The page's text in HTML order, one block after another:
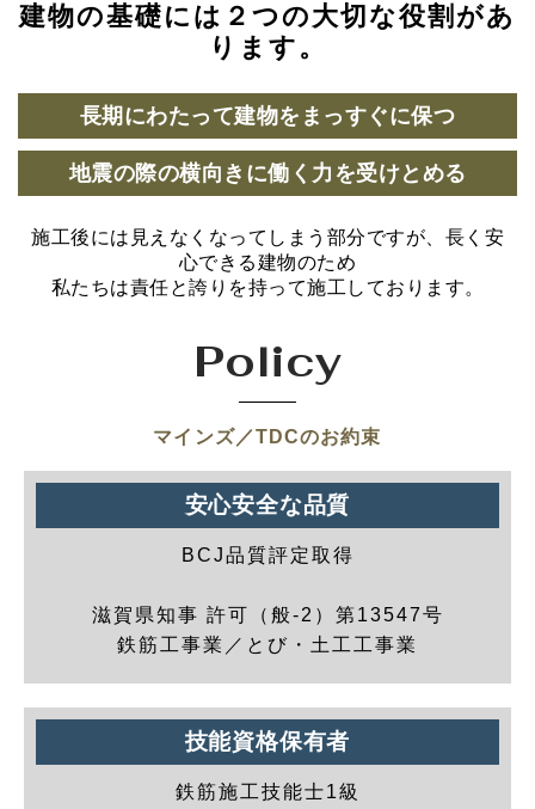
建物の基礎には２つの大切な役割があ
ります。
長期にわたって建物をまっすぐに保つ
地震の際の横向きに働く力を受けとめる
施工後には見えなくなってしまう部分ですが、長く安
心できる建物のため
私たちは責任と誇りを持って施工しております。
Policy
マインズ／TDCのお約束
安心安全な品質
BCJ品質評定取得
滋賀県知事 許可（般-2）第13547号
鉄筋工事業／とび・土工工事業
技能資格保有者
鉄筋施工技能士1級